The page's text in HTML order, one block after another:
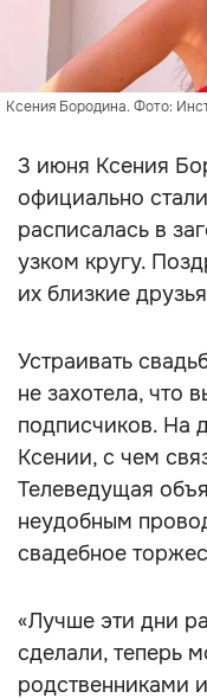
Ксения Бородина. Фото:
3 июня Ксения
официально
расписалась в
узком кругу.
их близкие
Устраивать
не захотела, что
подписчиков. На
Ксении, с чем
Телеведущая
неудобным
свадебное
«Лучше эти дни
сделали, теперь
родственниками